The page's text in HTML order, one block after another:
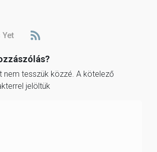
Yet
nem tesszük közzé. A kötelező
jelöltük